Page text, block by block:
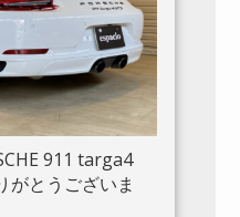
911 targa4
がとうございま